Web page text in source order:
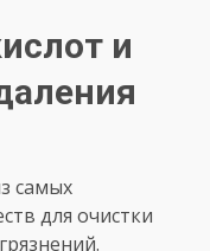
и
самых
для очистки